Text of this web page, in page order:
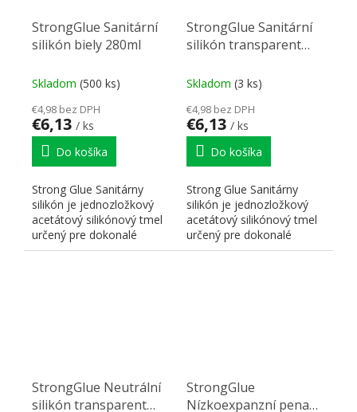
StrongGlue Sanitární
silikón biely 280ml
Skladom (500 ks)
€4,98 bez DPH
€6,13 / ks
Do košíka
Strong Glue Sanitárny
silikón je jednozložkový
acetátový silikónový tmel
určený pre dokonalé
tesnenie v kúpeľniach,...
StrongGlue Sanitární
silikón transparent
Skladom (3 ks)
€4,98 bez DPH
€6,13 / ks
Do košíka
Strong Glue Sanitárny
silikón je jednozložkový
acetátový silikónový tmel
určený pre dokonalé
tesnenie v kúpeľniach,...
StrongGlue Neutrální
silikón transparent
StrongGlue
Nízkoexpanzní pena